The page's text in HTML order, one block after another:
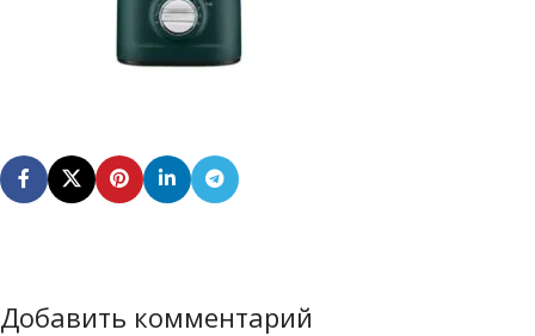
Добавить комментарий